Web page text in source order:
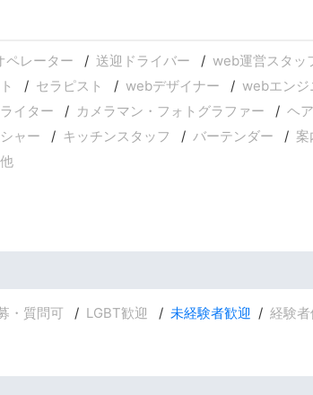
ペレーター 送迎ドライバー web運営スタッ
セラピスト webデザイナー webエンジ
イター カメラマン・フォトグラファー
ヘ
ャー キッチンスタッフ バーテンダー 案
・質問可 LGBT歓迎 未経験者歓迎 経験者